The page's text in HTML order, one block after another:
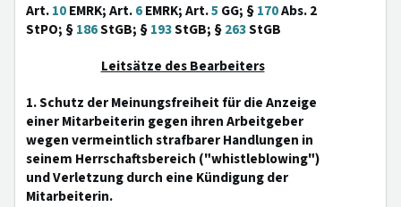
Art.10EMRK; Art.6EMRK; Art.5 GG; §170Abs. 2
StPO; §186StGB; §193StGB; §263StGB
Leitsätze des Bearbeiters
1. Schutz der Meinungsfreiheit für die Anzeige
einer Mitarbeiterin gegen ihren Arbeitgeber
wegen vermeintlich strafbarer Handlungen in
seinem Herrschaftsbereich ("whistleblowing")
und Verletzung durch eine Kündigung der
Mitarbeiterin.